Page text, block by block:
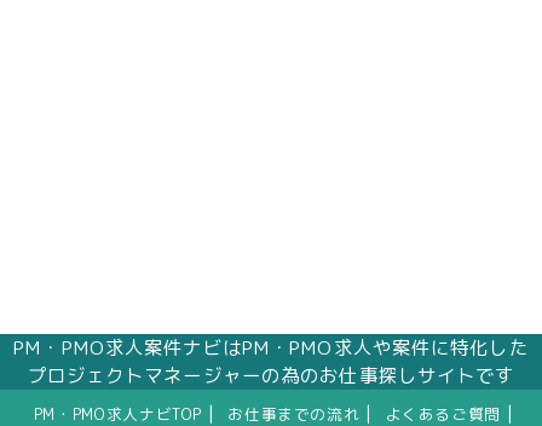
PM・PMO求人案件ナビはPM・PMO求人や案件に特化した
プロジェクトマネージャーの為のお仕事探しサイトです
PM・PMO求人ナビTOP お仕事までの流れ よくあるご質問